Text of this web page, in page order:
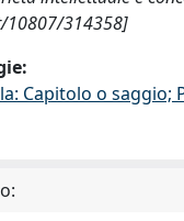
10807/314358]
Capitolo o